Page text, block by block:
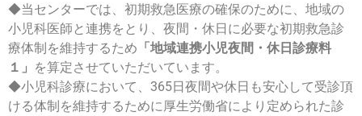
◆当センターでは、初期救急医療の確保のために、地域の
小児科医師と連携をとり、夜間・休日に必要な初期救急診
療体制を維持するため 「地域連携小児夜間・休日診療料
１」 を算定させていただいています。
◆小児科診療において、365日夜間や休日も安心して受診頂
ける体制を維持するために厚生労働省により定められた診